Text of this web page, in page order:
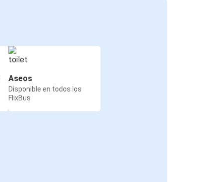
Aseos
Disponible en todos los
FlixBus